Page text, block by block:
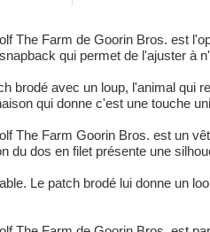
The Farm de Goorin Bros. est
qui permet de l'ajuster
brodé avec un loup, l'animal qui
qui donne c'est une touche
The Farm Goorin Bros. est un
du dos en filet présente une
Le patch brodé lui donne un